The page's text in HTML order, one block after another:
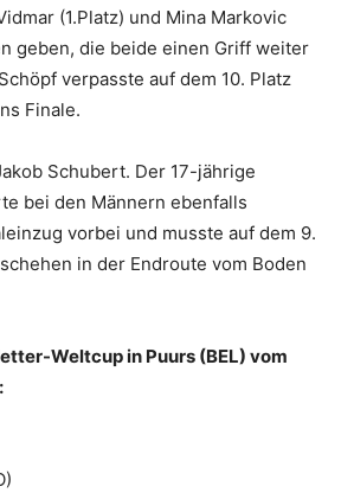
(1.Platz) und Mina Markovic
geben, die beide einen Griff weiter
verpasste auf dem 10. Platz
Finale.
Schubert. Der 17-jährige
bei den Männern ebenfalls
vorbei und musste auf dem 9.
in der Endroute vom Boden
Weltcup in Puurs (BEL) vom